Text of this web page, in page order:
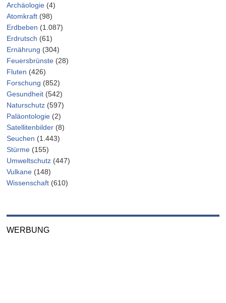
Archäologie (4)
Atomkraft (98)
Erdbeben (1.087)
Erdrutsch (61)
Ernährung (304)
Feuersbrünste (28)
Fluten (426)
Forschung (852)
Gesundheit (542)
Naturschutz (597)
Paläontologie (2)
Satellitenbilder (8)
Seuchen (1.443)
Stürme (155)
Umweltschutz (447)
Vulkane (148)
Wissenschaft (610)
WERBUNG